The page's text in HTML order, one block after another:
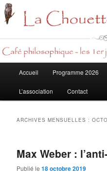
principal
Aller
au
Aller
au
Accueil Programme 2026
L’association Contact
ARCHIVES MENSUELLES :
Max Weber :
Publié le18 octobre 2019